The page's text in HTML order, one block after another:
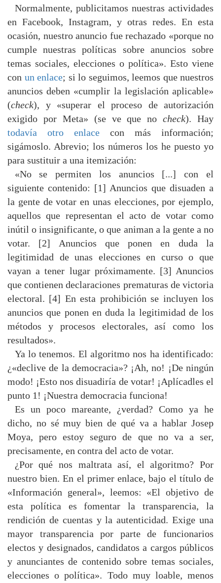
Normalmente, publicitamos nuestras actividades
en Facebook, Instagram, y otras redes. En esta
ocasión, nuestro anuncio fue rechazado «porque no
cumple nuestras políticas sobre anuncios sobre
temas sociales, elecciones o política». Esto viene
con un enlace; si lo seguimos, leemos que nuestros
anuncios deben «cumplir la legislación aplicable»
(check), y «superar el proceso de autorización
exigido por Meta» (se ve que nocheck). Hay
todavía otro enlace con más información;
sigámoslo. Abrevio; los números los he puesto yo
para sustituir a una itemización:
«No se permiten los anuncios [...] con el
siguiente contenido: [1] Anuncios que disuaden a
la gente de votar en unas elecciones, por ejemplo,
aquellos que representan el acto de votar como
inútil o insignificante, o que animan a la gente a no
votar. [2] Anuncios que ponen en duda la
legitimidad de unas elecciones en curso o que
vayan a tener lugar próximamente. [3] Anuncios
que contienen declaraciones prematuras de victoria
electoral. [4] En esta prohibición se incluyen los
anuncios que ponen en duda la legitimidad de los
métodos y procesos electorales, así como los
resultados».
Ya lo tenemos. El algoritmo nos ha identificado:
¿«declive de la democracia»? ¡Ah, no! ¡De ningún
modo! ¡Esto nos disuadiría de votar! ¡Aplícadles el
punto 1! ¡Nuestra democracia funciona!
Es un poco mareante, ¿verdad? Como ya he
dicho, no sé muy bien de qué va a hablar Josep
Moya, pero estoy seguro de que no va a ser,
precisamente, en contra del acto de votar.
¿Por qué nos maltrata así, el algoritmo? Por
nuestro bien. En el primer enlace, bajo el título de
«Información general», leemos: «El objetivo de
esta política es fomentar la transparencia, la
rendición de cuentas y la autenticidad. Exige una
mayor transparencia por parte de funcionarios
electos y designados, candidatos a cargos públicos
y anunciantes de contenido sobre temas sociales,
elecciones o política». Todo muy loable, menos